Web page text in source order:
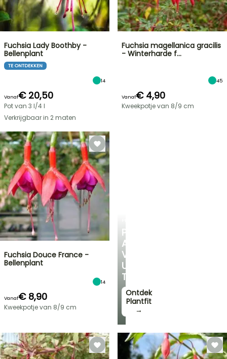
PERSOONLIJK
ADVIES
VOOR
UW
TUIN
Ontdek
Plantfit
→
Fuchsia Lady Boothby -
Bellenplant
TE ONTDEKKEN
14
Vanaf€ 20,50
Pot van 3 l/4 l
Verkrijgbaar in 2 maten
Fuchsia magellanica gracilis
- Winterharde f…
45
Vanaf€ 4,90
Kweekpotje van 8/9 cm
Fuchsia Douce France -
Bellenplant
14
Vanaf€ 8,90
Kweekpotje van 8/9 cm